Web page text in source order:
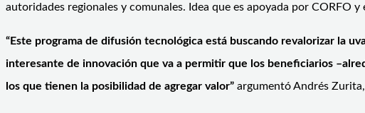
autoridades regionales y comunales. Idea que es apoyada por CORFO
“Este programa de difusión tecnológica está buscando revalorizar la
interesante de innovación que va a permitir que los beneficiarios
los que tienen la posibilidad de agregar valor” argumentó Andrés